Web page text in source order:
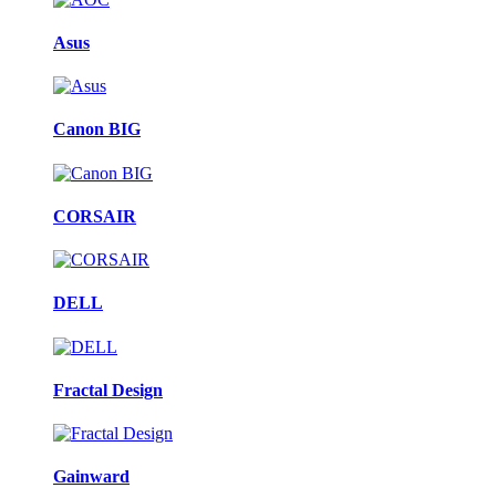
Asus
Canon BIG
CORSAIR
DELL
Fractal Design
Gainward